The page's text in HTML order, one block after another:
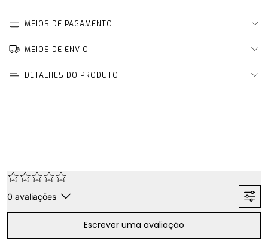
MEIOS DE PAGAMENTO
MEIOS DE ENVIO
DETALHES DO PRODUTO
0 avaliações
Escrever uma avaliação